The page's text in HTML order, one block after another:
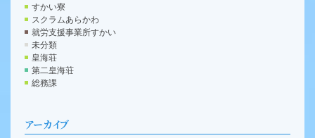
すかい寮
スクラムあらかわ
就労支援事業所すかい
未分類
皇海荘
第二皇海荘
総務課
アーカイブ